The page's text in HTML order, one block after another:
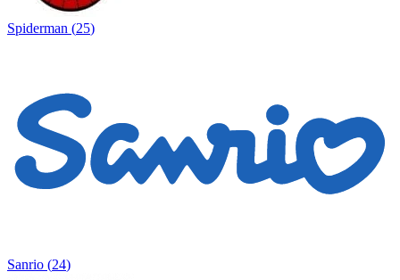
Spiderman (25)
Sanrio (24)